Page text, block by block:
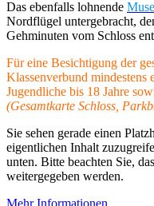
Das ebenfalls lohnende
Nordflügel untergebracht,
Gehminuten vom Schloss
Für eine Besichtigung der
Klassenverbund
Jugendliche bis 18 Jahre
(Gesamtkarte Schloss,
Sie sehen gerade einen
eigentlichen Inhalt
unten. Bitte beachten Sie,
weitergegeben werden.
Mehr Informationen